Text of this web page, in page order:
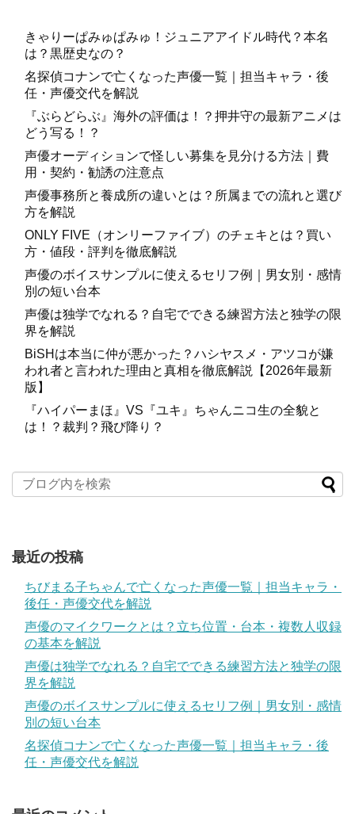
きゃりーぱみゅぱみゅ！ジュニアアイドル時代？本名
は？黒歴史なの？
名探偵コナンで亡くなった声優一覧｜担当キャラ・後
任・声優交代を解説
『ぶらどらぶ』海外の評価は！？押井守の最新アニメは
どう写る！？
声優オーディションで怪しい募集を見分ける方法｜費
用・契約・勧誘の注意点
声優事務所と養成所の違いとは？所属までの流れと選び
方を解説
ONLY FIVE（オンリーファイブ）のチェキとは？買い
方・値段・評判を徹底解説
声優のボイスサンプルに使えるセリフ例｜男女別・感情
別の短い台本
声優は独学でなれる？自宅でできる練習方法と独学の限
界を解説
BiSHは本当に仲が悪かった？ハシヤスメ・アツコが嫌
われ者と言われた理由と真相を徹底解説【2026年最新
版】
『ハイパーまほ』VS『ユキ』ちゃんニコ生の全貌と
は！？裁判？飛び降り？
最近の投稿
ちびまる子ちゃんで亡くなった声優一覧｜担当キャラ・
後任・声優交代を解説
声優のマイクワークとは？立ち位置・台本・複数人収録
の基本を解説
声優は独学でなれる？自宅でできる練習方法と独学の限
界を解説
声優のボイスサンプルに使えるセリフ例｜男女別・感情
別の短い台本
名探偵コナンで亡くなった声優一覧｜担当キャラ・後
任・声優交代を解説